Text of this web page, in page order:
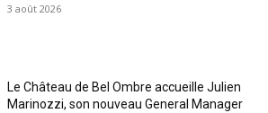
3 août 2026
Le Château de Bel Ombre accueille Julien
Marinozzi, son nouveau General Manager